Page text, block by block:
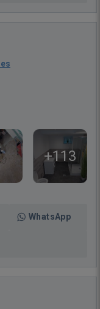
+113
WhatsApp